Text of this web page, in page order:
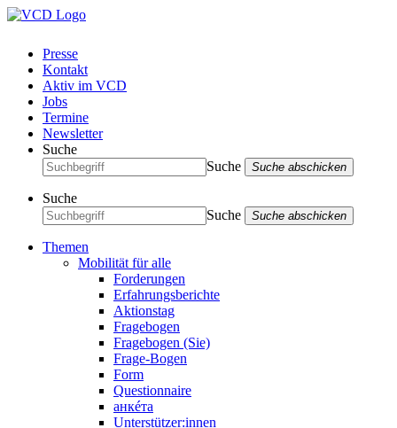
Presse
Kontakt
Aktiv im VCD
Jobs
Termine
Newsletter
Suche
Suche
Suche abschicken
Suche
Suche
Suche abschicken
Themen
Mobilität für alle
Forderungen
Erfahrungsberichte
Aktionstag
Fragebogen
Fragebogen (Sie)
Frage-Bogen
Form
Questionnaire
анкéта
Unterstützer:innen